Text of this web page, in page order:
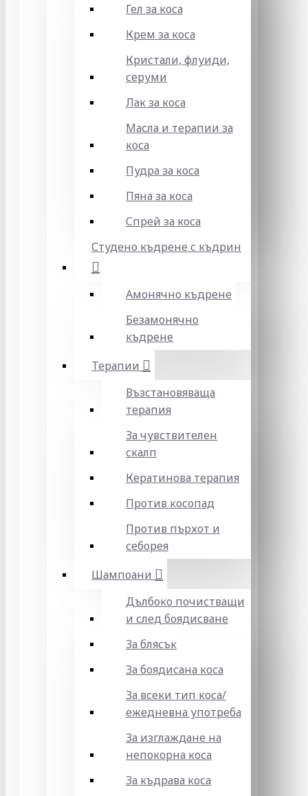
Гел за коса
Крем за коса
Кристали, флуиди,
серуми
Лак за коса
Масла и терапии за
коса
Пудра за коса
Пяна за коса
Спрей за коса
Студено къдрене с къдрин
Амонячно къдрене
Безамонячно
къдрене
Терапии
Възстановяваща
терапия
За чувствителен
скалп
Кератинова терапия
Против косопад
Против пърхот и
себорея
Шампоани
Дълбоко почистващи
и след боядисване
За блясък
За боядисана коса
За всеки тип коса/
ежедневна употреба
За изглаждане на
непокорна коса
За къдрава коса